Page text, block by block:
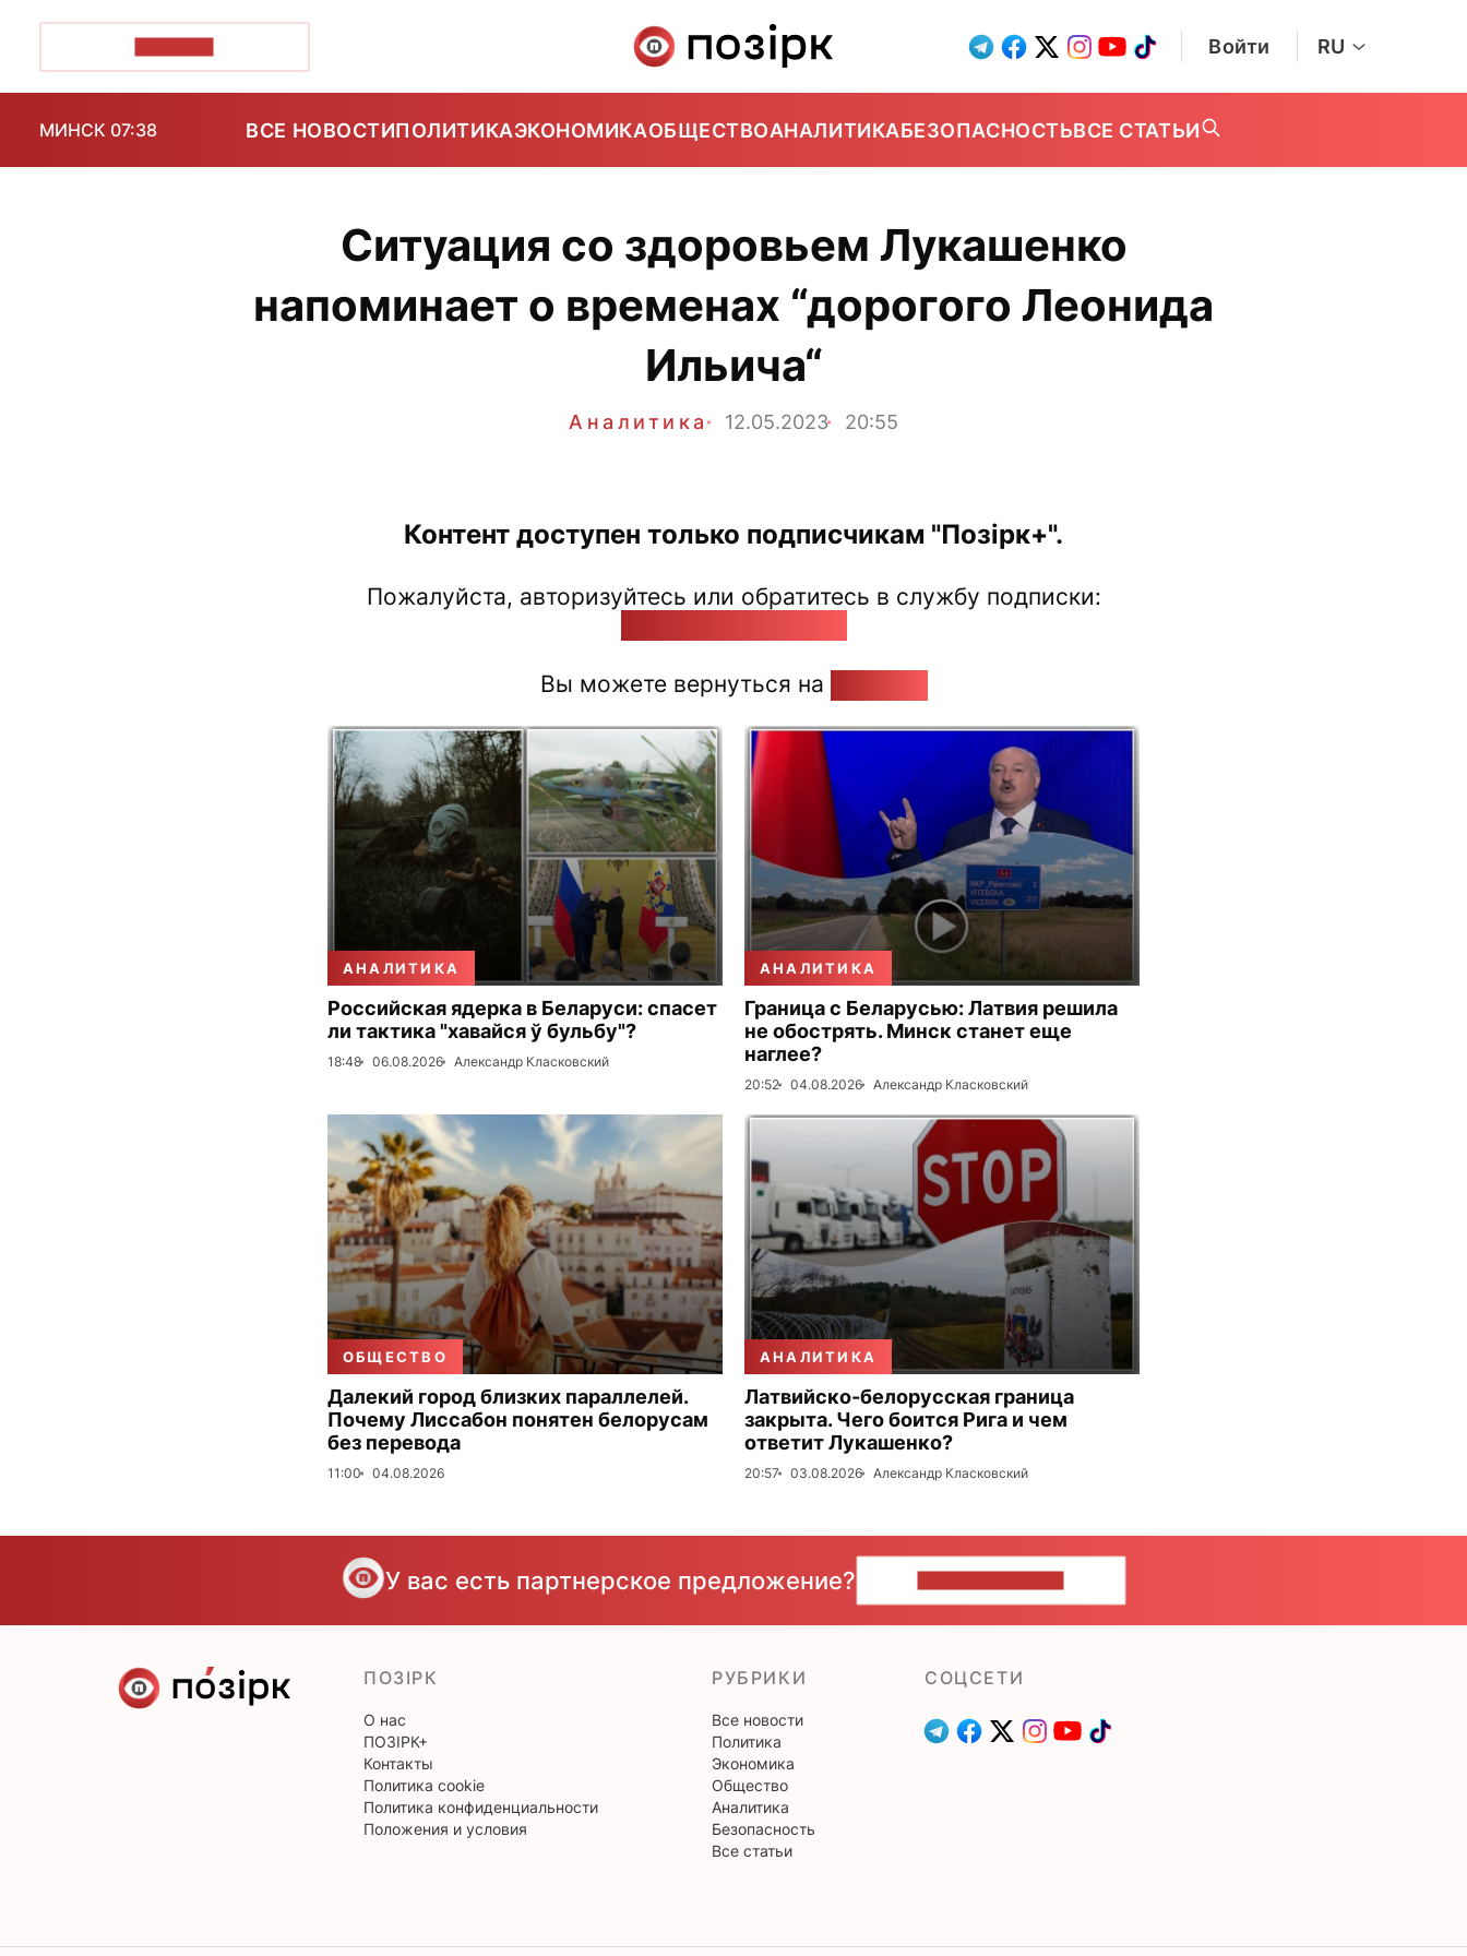
Войти RU
МИНСК 07:38 ВСЕ НОВОСТИПОЛИТИКАЭКОНОМИКАОБЩЕСТВОАНАЛИТИКАБЕЗОПАСНОСТЬВСЕ СТАТЬИ
Ситуация со здоровьем Лукашенко
напоминает о временах “дорогого Леонида
Ильича“
Аналитика 12.05.2023 20:55
Контент доступен только подписчикам "Позірк+".
Пожалуйста, авторизуйтесь или обратитесь в службу подписки:
Вы можете вернуться на
АНАЛИТИКА
Российская ядерка в Беларуси: спасет
ли тактика "хавайся ў бульбу"?
18:48 06.08.2026 Александр Класковский
АНАЛИТИКА
Граница с Беларусью: Латвия решила
не обострять. Минск станет еще
наглее?
20:52 04.08.2026 Александр Класковский
ОБЩЕСТВО
Далекий город близких параллелей.
Почему Лиссабон понятен белорусам
без перевода
11:00 04.08.2026
АНАЛИТИКА
Латвийско-белорусская граница
закрыта. Чего боится Рига и чем
ответит Лукашенко?
20:57 03.08.2026 Александр Класковский
У вас есть партнерское предложение?
ПОЗІРК
О нас
ПОЗІРК+
Контакты
Политика cookie
Политика конфиденциальности
Положения и условия
РУБРИКИ
Все новости
Политика
Экономика
Общество
Аналитика
Безопасность
Все статьи
CОЦСЕТИ